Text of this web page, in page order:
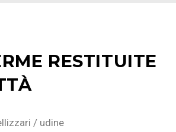
RESTITUITE
/ udine